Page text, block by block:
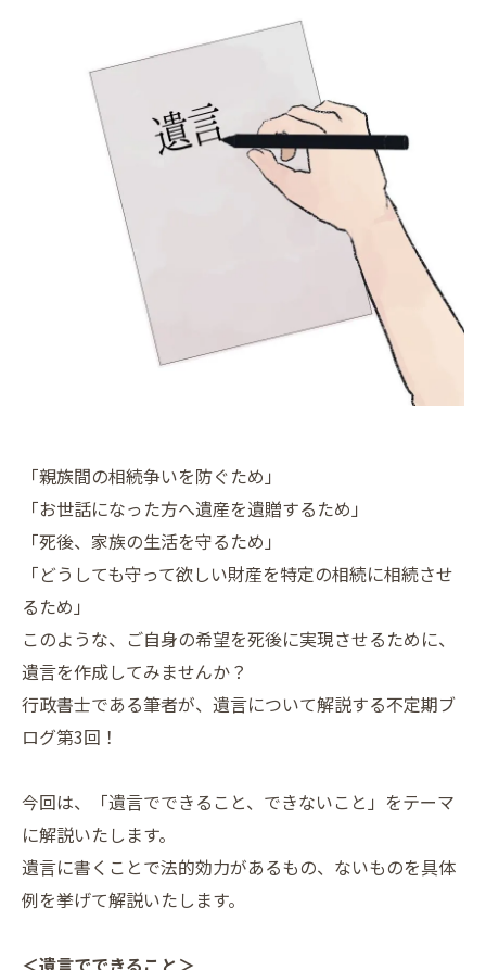
「親族間の相続争いを防ぐため」
「お世話になった方へ遺産を遺贈するため」
「死後、家族の生活を守るため」
「どうしても守って欲しい財産を特定の相続に相続させ
るため」
このような、ご自身の希望を死後に実現させるために、
遺言を作成してみませんか？
行政書士である筆者が、遺言について解説する不定期ブ
ログ第3回！
今回は、「遺言でできること、できないこと」をテーマ
に解説いたします。
遺言に書くことで法的効力があるもの、ないものを具体
例を挙げて解説いたします。
＜遺言でできること＞